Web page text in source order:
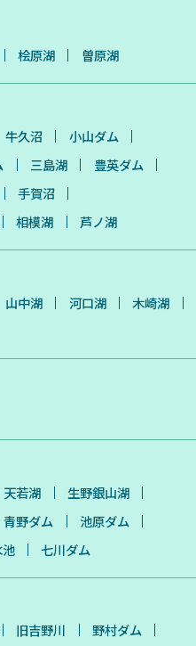
桧原湖 曽原湖
牛久沼
小山ダム
三島湖
豊英ダム
手賀沼
相模湖 芦ノ湖
山中湖 河口湖
木崎湖
天若湖
生野銀山湖
青野ダム
池原ダム
七川ダム
旧吉野川
野村ダム